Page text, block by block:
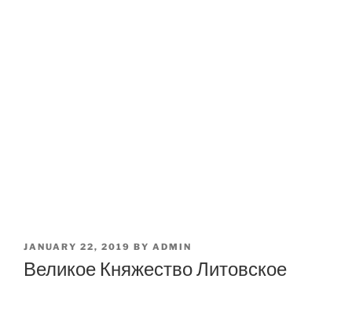
POSTED
JANUARY 22, 2019 BY ADMIN
Великое Княжество Литовское